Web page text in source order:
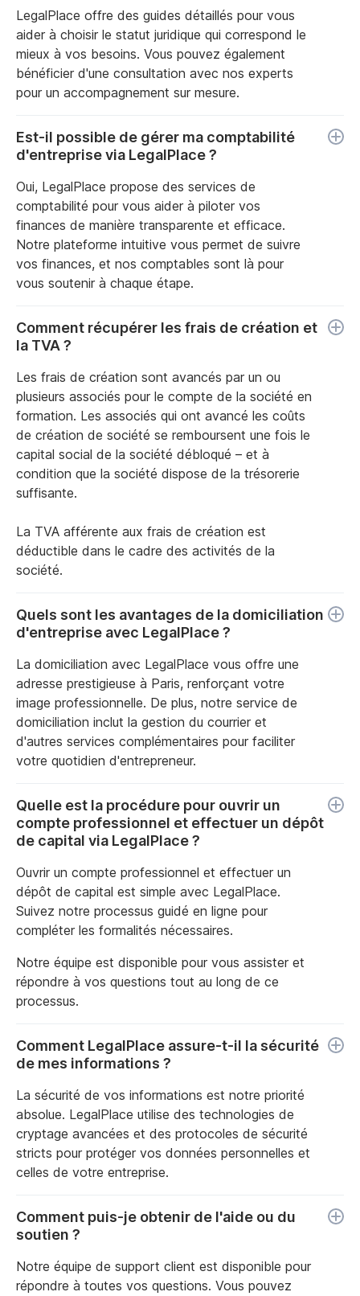
LegalPlace offre des guides détaillés pour vous
aider à choisir le statut juridique qui correspond le
mieux à vos besoins. Vous pouvez également
bénéficier d'une consultation avec nos experts
pour un accompagnement sur mesure.
Est-il possible de gérer ma comptabilité
d'entreprise via LegalPlace ?
Oui, LegalPlace propose des services de
comptabilité pour vous aider à piloter vos
finances de manière transparente et efficace.
Notre plateforme intuitive vous permet de suivre
vos finances, et nos comptables sont là pour
vous soutenir à chaque étape.
Comment récupérer les frais de création et
la TVA ?
Les frais de création sont avancés par un ou
plusieurs associés pour le compte de la société en
formation. Les associés qui ont avancé les coûts
de création de société se remboursent une fois le
capital social de la société débloqué – et à
condition que la société dispose de la trésorerie
suffisante.
La TVA afférente aux frais de création est
déductible dans le cadre des activités de la
société.
Quels sont les avantages de la domiciliation
d'entreprise avec LegalPlace ?
La domiciliation avec LegalPlace vous offre une
adresse prestigieuse à Paris, renforçant votre
image professionnelle. De plus, notre service de
domiciliation inclut la gestion du courrier et
d'autres services complémentaires pour faciliter
votre quotidien d'entrepreneur.
Quelle est la procédure pour ouvrir un
compte professionnel et effectuer un dépôt
de capital via LegalPlace ?
Ouvrir un compte professionnel et effectuer un
dépôt de capital est simple avec LegalPlace.
Suivez notre processus guidé en ligne pour
compléter les formalités nécessaires.
Notre équipe est disponible pour vous assister et
répondre à vos questions tout au long de ce
processus.
Comment LegalPlace assure-t-il la sécurité
de mes informations ?
La sécurité de vos informations est notre priorité
absolue. LegalPlace utilise des technologies de
cryptage avancées et des protocoles de sécurité
stricts pour protéger vos données personnelles et
celles de votre entreprise.
Comment puis-je obtenir de l'aide ou du
soutien ?
Notre équipe de support client est disponible pour
répondre à toutes vos questions. Vous pouvez